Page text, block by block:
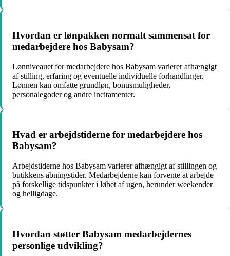
Hvordan er lønpakken normalt sammensat for
medarbejdere hos Babysam?
Lønniveauet for medarbejdere hos Babysam varierer afhængigt
af stilling, erfaring og eventuelle individuelle forhandlinger.
Lønnen kan omfatte grundløn, bonusmuligheder,
personalegoder og andre incitamenter.
Hvad er arbejdstiderne for medarbejdere hos
Babysam?
Arbejdstiderne hos Babysam varierer afhængigt af stillingen og
butikkens åbningstider. Medarbejderne kan forvente at arbejde
på forskellige tidspunkter i løbet af ugen, herunder weekender
og helligdage.
Hvordan støtter Babysam medarbejdernes
personlige udvikling?